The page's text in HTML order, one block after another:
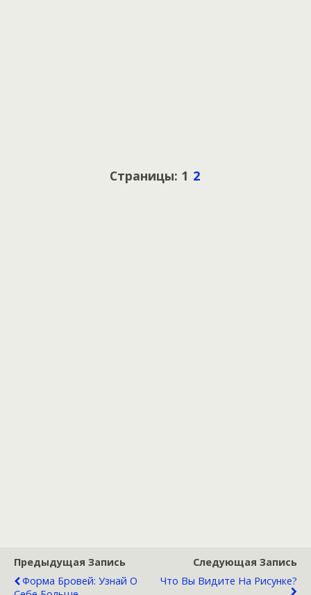
Страницы: 1 2
Предыдущая Запись
Форма Бровей: Узнай О
Следующая Запись
Что Вы Видите На Рисунке?